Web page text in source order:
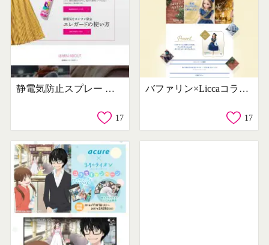
静電気防止スプレー エレガード
17
バファリン×Liccaコラボキャンペーン
17